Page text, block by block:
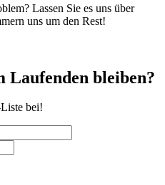
Lassen Sie es uns über
uns um den Rest!
Laufenden bleiben?
bei!